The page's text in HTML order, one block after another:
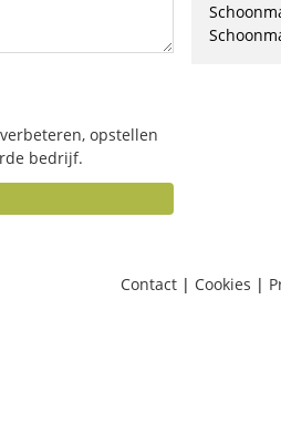
opstellen
bedrijf.
Contact | Cookies |